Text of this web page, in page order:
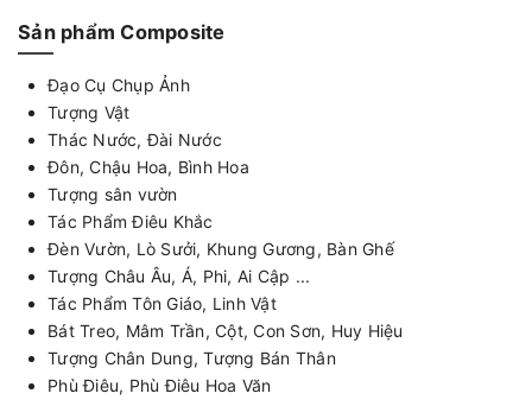
Sản phẩm Composite
Đạo Cụ Chụp Ảnh
Tượng Vật
Thác Nước, Đài Nước
Đôn, Chậu Hoa, Bình Hoa
Tượng sân vườn
Tác Phẩm Điêu Khắc
Đèn Vườn, Lò Sưởi, Khung Gương, Bàn Ghế
Tượng Châu Âu, Á, Phi, Ai Cập ...
Tác Phẩm Tôn Giáo, Linh Vật
Bát Treo, Mâm Trần, Cột, Con Sơn, Huy Hiệu
Tượng Chân Dung, Tượng Bán Thân
Phù Điêu, Phù Điêu Hoa Văn